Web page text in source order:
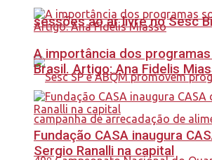
sessões ao ar livre no Sesc
A importância dos
Brasil. Artigo: Ana Fidelis
Fundação CASA inaugura
Sergio Ranalli na capital